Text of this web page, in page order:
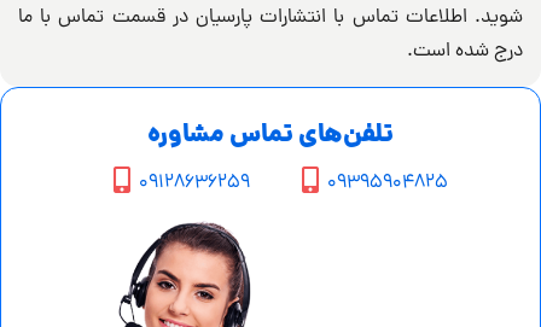
شوید. اطلاعات تماس با انتشارات پارسیان در قسمت تماس با ما
درج شده است.
تلفن‌های تماس مشاوره
09395904825
09128636259